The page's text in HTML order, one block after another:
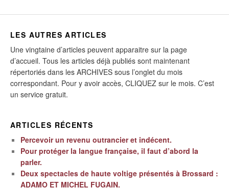
LES AUTRES ARTICLES
Une vingtaine d’articles peuvent apparaitre sur la page
d’accueil. Tous les articles déjà publiés sont maintenant
répertoriés dans les ARCHIVES sous l’onglet du mois
correspondant. Pour y avoir accès, CLIQUEZ sur le mois. C’est
un service gratuit.
ARTICLES RÉCENTS
Percevoir un revenu outrancier et indécent.
Pour protéger la langue française, il faut d’abord la
parler.
Deux spectacles de haute voltige présentés à Brossard :
ADAMO ET MICHEL FUGAIN.